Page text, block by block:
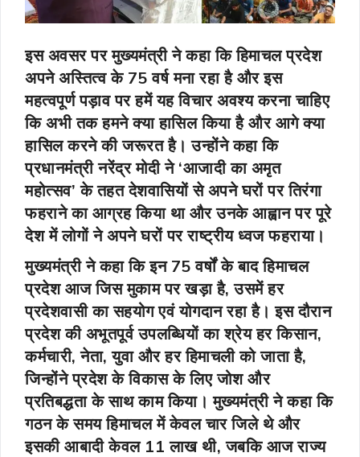
इस अवसर पर मुख्यमंत्री ने कहा कि हिमाचल प्रदेश
अपने अस्तित्व के 75 वर्ष मना रहा है और इस
महत्वपूर्ण पड़ाव पर हमें यह विचार अवश्य करना चाहिए
कि अभी तक हमने क्या हासिल किया है और आगे क्या
हासिल करने की जरूरत है। उन्होंने कहा कि
प्रधानमंत्री नरेंद्र मोदी ने ‘आजादी का अमृत
महोत्सव’ के तहत देशवासियों से अपने घरों पर तिरंगा
फहराने का आग्रह किया था और उनके आह्वान पर पूरे
देश में लोगों ने अपने घरों पर राष्ट्रीय ध्वज फहराया।
मुख्यमंत्री ने कहा कि इन 75 वर्षों के बाद हिमाचल
प्रदेश आज जिस मुकाम पर खड़ा है, उसमें हर
प्रदेशवासी का सहयोग एवं योगदान रहा है। इस दौरान
प्रदेश की अभूतपूर्व उपलब्धियों का श्रेय हर किसान,
कर्मचारी, नेता, युवा और हर हिमाचली को जाता है,
जिन्होंने प्रदेश के विकास के लिए जोश और
प्रतिबद्धता के साथ काम किया। मुख्यमंत्री ने कहा कि
गठन के समय हिमाचल में केवल चार जिले थे और
इसकी आबादी केवल 11 लाख थी, जबकि आज राज्य